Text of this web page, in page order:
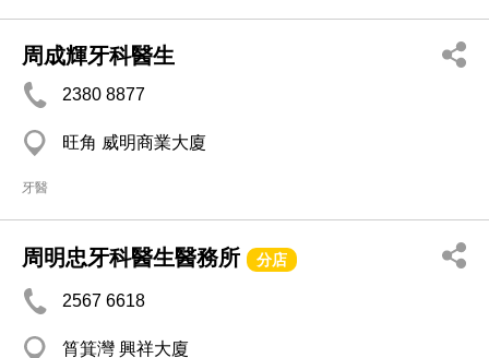
周成輝牙科醫生
2380 8877
旺角 威明商業大廈
牙醫
周明忠牙科醫生醫務所 分店
2567 6618
筲箕灣 興祥大廈